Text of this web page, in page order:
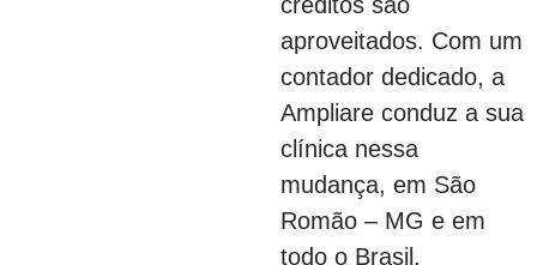
aproveitados. Com um
contador dedicado, a
Ampliare conduz a sua
clínica nessa
mudança, em São
Romão – MG e em
todo o Brasil.